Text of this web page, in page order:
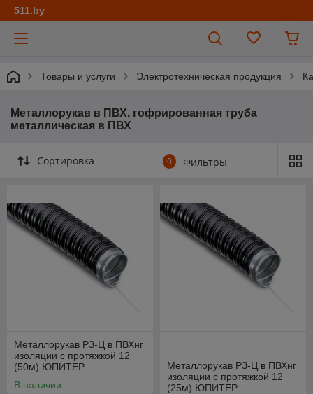
511.by
Товары и услуги Электротехническая продукция
Металлорукав в ПВХ, гофрированная труба
металлическая в ПВХ
Сортировка 0 Фильтры
Металлорукав РЗ-Ц в ПВХнг
изоляции с протяжкой 12
(50м) ЮПИТЕР
В наличии
Металлорукав РЗ-Ц в ПВХнг
изоляции с протяжкой 12
(25м) ЮПИТЕР